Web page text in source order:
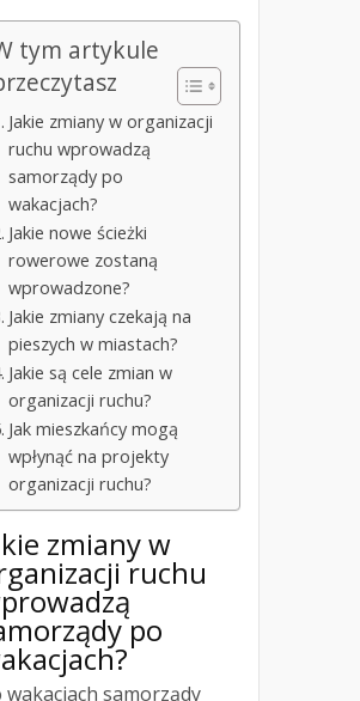
tym artykule
Jakie zmiany w organizacji
ruchu wprowadzą
samorządy po
wakacjach?
Jakie nowe ścieżki
rowerowe zostaną
wprowadzone?
Jakie zmiany czekają na
pieszych w miastach?
Jakie są cele zmian w
organizacji ruchu?
Jak mieszkańcy mogą
wpłynąć na projekty
organizacji ruchu?
zmiany w
ruchu
po
wakacjach samorządy